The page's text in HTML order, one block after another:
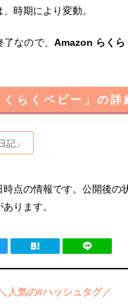
時期により変動。
なので、 Amazon らくら
らくベビー」の詳
記」
点の情報です。公開後の
ります。
人気の#ハッシュタグ／